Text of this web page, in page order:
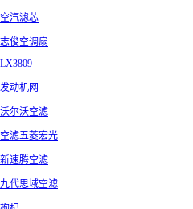
空汽滤芯
志俊空调扇
LX3809
发动机网
沃尔沃空滤
空滤五菱宏光
新速腾空滤
九代思域空滤